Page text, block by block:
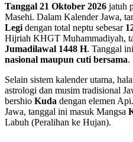
Tanggal 21 Oktober 2026 jatuh
Masehi. Dalam Kalender Jawa,
Legi dengan total neptu sebesar
Hijriah KHGT Muhammadiyah,
Jumadilawal 1448 H. Tanggal ini
nasional maupun cuti bersama.
Selain sistem kalender utama,
astrologi dan musim tradisional
bershio Kuda dengan elemen
Jawa, tanggal ini masuk Mangsa
Labuh (Peralihan ke Hujan).